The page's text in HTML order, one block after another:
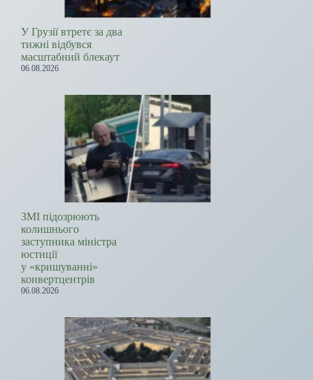
У Грузії втретє за два
тижні відбувся
масштабний блекаут
06.08.2026
ЗМІ підозрюють
колишнього
заступника міністра
юстиції
у «кришуванні»
конвертцентрів
06.08.2026